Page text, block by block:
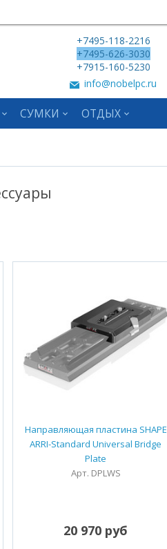
+7495-118-2216
+7495-626-3030
+7915-160-5230
info@nobelpc.ru
СУМКИ ОТДЫХ
Направляющая пластина SHAPE
ARRI-Standard Universal Bridge
Plate
Арт. DPLWS
20 970 руб